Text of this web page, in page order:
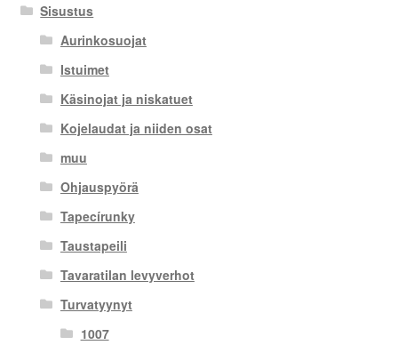
Sisustus
Aurinkosuojat
Istuimet
Käsinojat ja niskatuet
Kojelaudat ja niiden osat
muu
Ohjauspyörä
Tapecírunky
Taustapeili
Tavaratilan levyverhot
Turvatyynyt
1007